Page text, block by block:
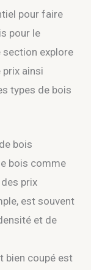
pour faire
pour le
section explore
ainsi
types de bois
bois
bois comme
prix
est souvent
et de
bien coupé est